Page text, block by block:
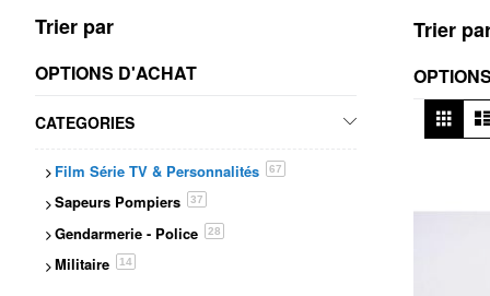
Trier
en
Grille
Trier par
OPTIONS D'ACHAT
CATEGORIES
Film Série TV & Personnalités 67
Sapeurs Pompiers 37
Gendarmerie - Police 28
Militaire 14articles